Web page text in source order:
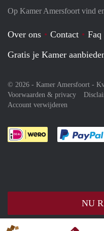
NU
Op Kamer Amersfoort vind
Over ons Contact Faq
Gratis je Kamer
© 2026 - Kamer Amersfoort -
Voorwaarden & privacy
Account verwijderen